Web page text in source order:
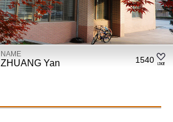
NAME
ZHUANG Yan 1540